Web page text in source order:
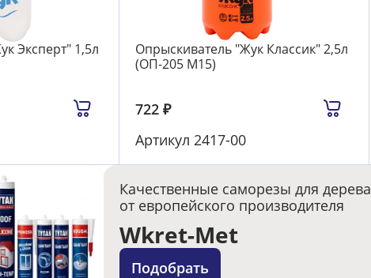
Эксперт" 1,5л
Опрыскиватель "Жук Классик" 2,5л
(ОП-205 М15)
722 ₽
Артикул 2417-00
Качественные саморезы для дерева
от европейского производителя
Wkret-Met
Подобрать